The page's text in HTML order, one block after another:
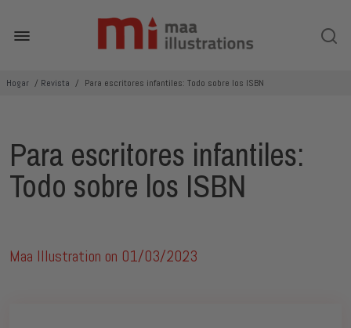
Hogar / Revista / Para escritores infantiles: Todo sobre los ISBN
Para escritores infantiles:
Todo sobre los ISBN
Maa Illustration on 01/03/2023